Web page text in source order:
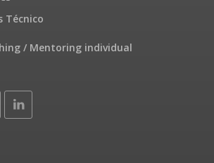
Técnico
/ Mentoring individual